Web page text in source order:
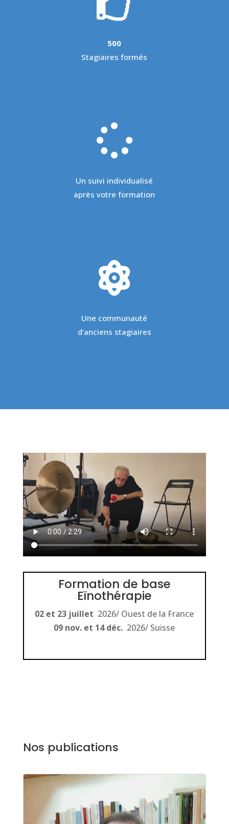
500
Stagiaires formés

Un suivi individualisé
après votre formation

Une communauté
d’anciens stagiaires
Formation de base
Eïnothérapie
02 et 23 juillet 2026/ Ouest de la France
09 nov. et 14 déc. 2026/ Suisse
Nos publications